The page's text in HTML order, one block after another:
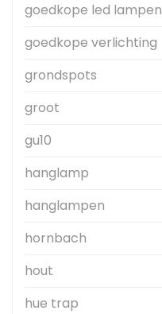
goedkope led lampen
goedkope verlichting
grondspots
groot
gu10
hanglamp
hanglampen
hornbach
hout
hue trap